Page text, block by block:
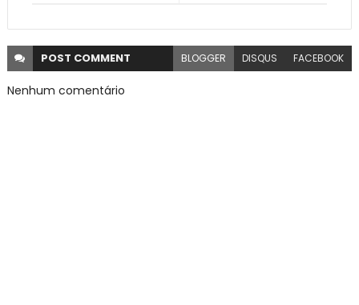
POST COMMENT BLOGGER DISQUS FACEBOOK
Nenhum comentário